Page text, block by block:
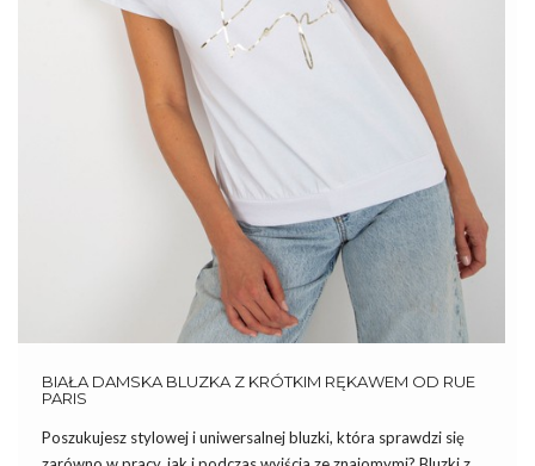
BIAŁA DAMSKA BLUZKA Z KRÓTKIM RĘKAWEM OD RUE
PARIS
Poszukujesz stylowej i uniwersalnej bluzki, która sprawdzi się